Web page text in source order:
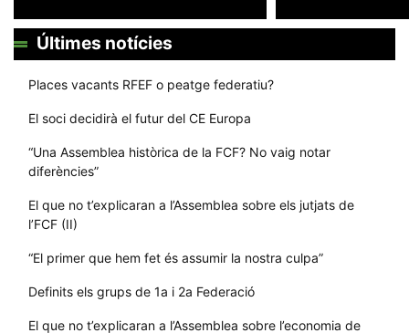
Últimes notícies
Places vacants RFEF o peatge federatiu?
El soci decidirà el futur del CE Europa
“Una Assemblea històrica de la FCF? No vaig notar
diferències”
El que no t’explicaran a l’Assemblea sobre els jutjats de
l’FCF (II)
“El primer que hem fet és assumir la nostra culpa”
Definits els grups de 1a i 2a Federació
El que no t’explicaran a l’Assemblea sobre l’economia de